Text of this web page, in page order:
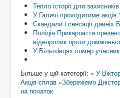
Тепло історії для захисників
У Галичі проходитиме
Скандали і сенсації давніх
Поліція Прикарпаття
відеоролик проти
У Більшівцях помер
Більше у цій категорії: « У
Акція-сплав «Збережемо
на початок